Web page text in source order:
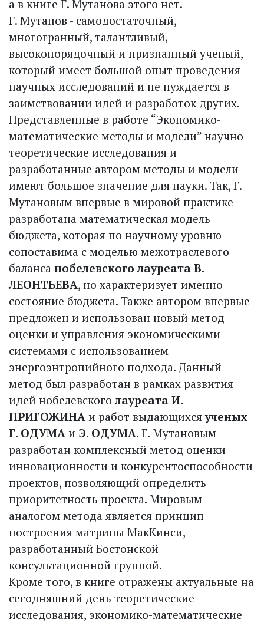
а в книге Г. Мутанова этого нет.
Г. Мутанов - самодостаточный,
многогранный, талантливый,
высокопорядочный и признанный ученый,
который имеет большой опыт проведения
научных исследований и не нуждается в
заимствовании идей и разработок других.
Представленные в работе “Экономико-
математические методы и модели” научно-
теоретические исследования и
разработанные автором методы и модели
имеют большое значение для науки. Так, Г.
Мутановым впервые в мировой практике
разработана математическая модель
бюджета, которая по научному уровню
сопоставима с моделью межотраслевого
баланса нобелевского лауреата В.
ЛЕОНТЬЕВА, но характеризует именно
состояние бюджета. Также автором впервые
предложен и использован новый метод
оценки и управления экономическими
системами с использованием
энергоэнтропийного подхода. Данный
метод был разработан в рамках развития
идей нобелевскоголауреата И.
ПРИГОЖИНА и работ выдающихсяученых
Г. ОДУМА и Э. ОДУМА. Г. Мутановым
разработан комплексный метод оценки
инновационности и конкурентоспособности
проектов, позволяющий определить
приоритетность проекта. Мировым
аналогом метода является принцип
построения матрицы МакКинси,
разработанный Бостонской
консультационной группой.
Кроме того, в книге отражены актуальные на
сегодняшний день теоретические
исследования, экономико-математические